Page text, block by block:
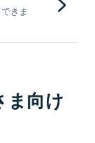
きま
ま向け